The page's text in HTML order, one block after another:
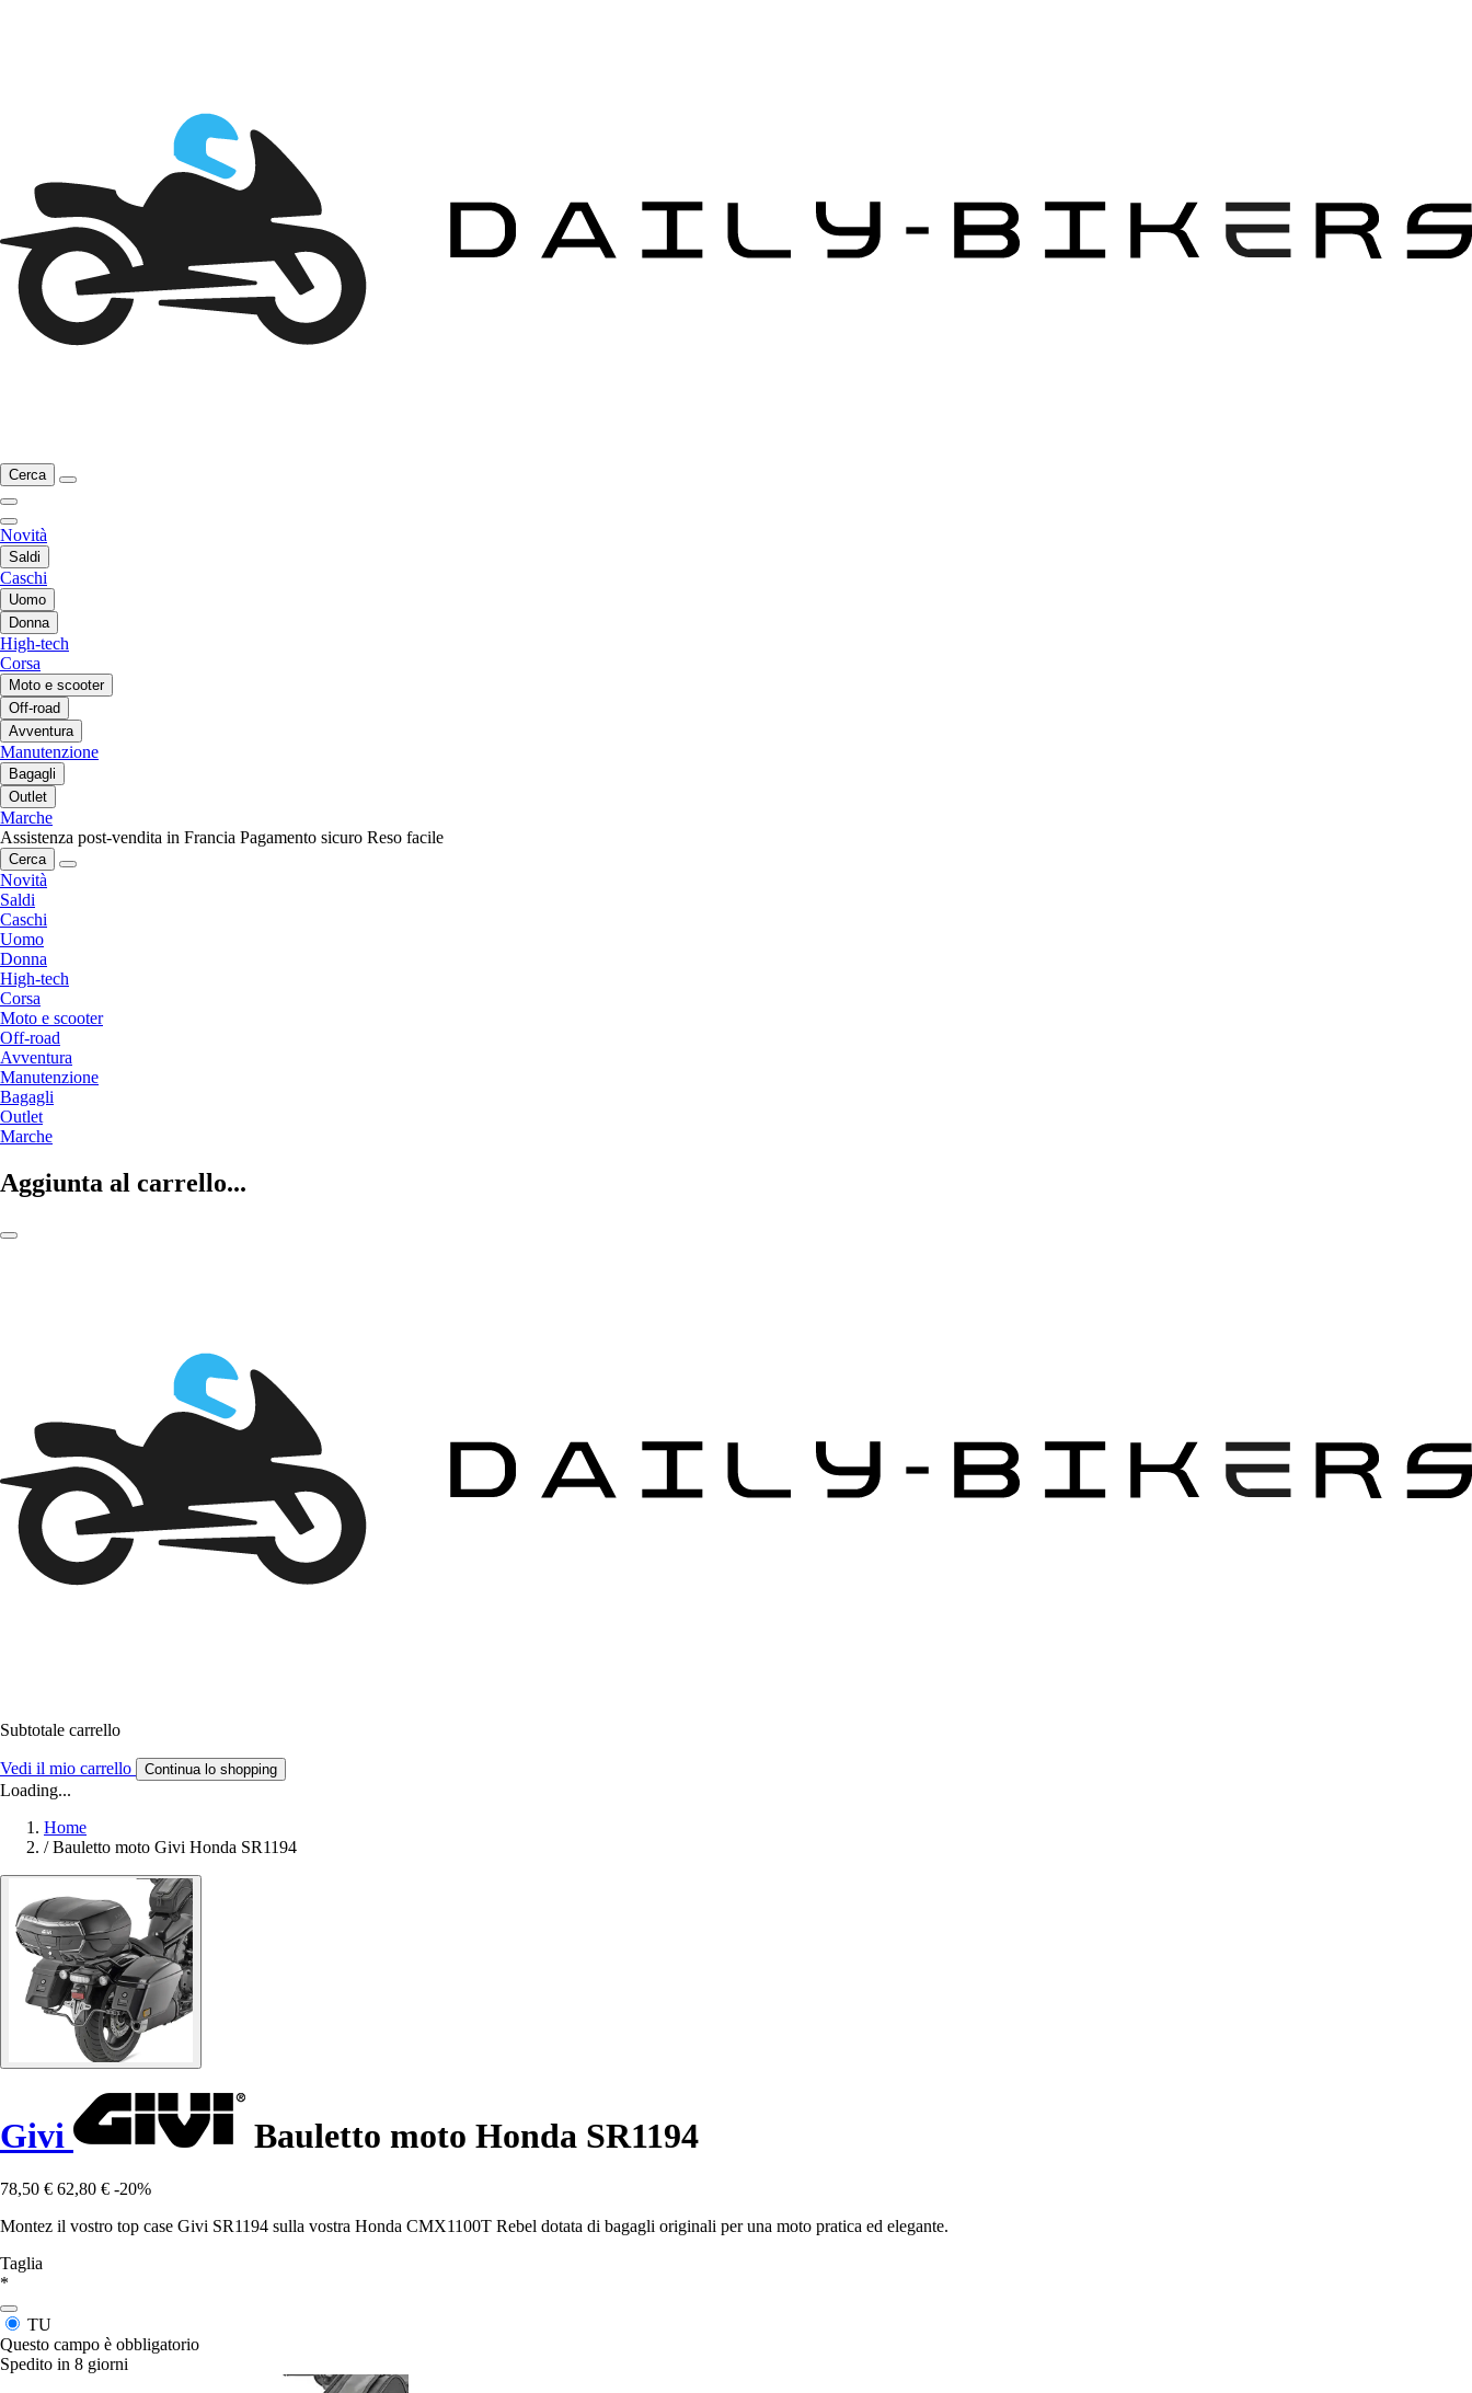
Cerca
Novità
Saldi
Caschi
Uomo
Donna
High-tech
Corsa
Moto e scooter
Off-road
Avventura
Manutenzione
Bagagli
Outlet
Marche
Assistenza post-vendita in Francia Pagamento sicuro Reso facile
Cerca
Novità
Saldi
Caschi
Uomo
Donna
High-tech
Corsa
Moto e scooter
Off-road
Avventura
Manutenzione
Bagagli
Outlet
Marche
Aggiunta al carrello...
Subtotale carrello
Vedi il mio carrello Continua lo shopping
Loading...
Home
/ Bauletto moto Givi Honda SR1194
Givi Bauletto moto Honda SR1194
78,50 € 62,80 € -20%
Montez il vostro top case Givi SR1194 sulla vostra Honda CMX1100T Rebel dotata di bagagli originali per una moto pratica ed elegante.
Taglia
*
TU
Questo campo è obbligatorio
Spedito in 8 giorni